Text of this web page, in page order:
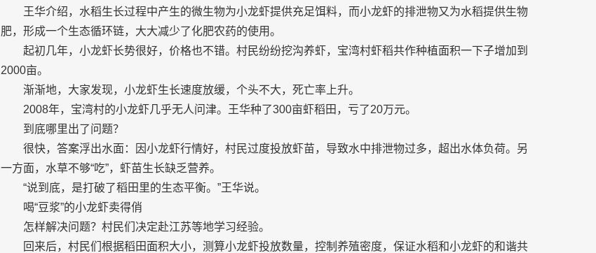
王华介绍，水稻生长过程中产生的微生物为小龙虾提供充足饵料，而小龙虾的排泄物又为水稻提供生物
肥，形成一个生态循环链，大大减少了化肥农药的使用。
起初几年，小龙虾长势很好，价格也不错。村民纷纷挖沟养虾，宝湾村虾稻共作种植面积一下子增加到
2000亩。
渐渐地，大家发现，小龙虾生长速度放缓，个头不大，死亡率上升。
2008年，宝湾村的小龙虾几乎无人问津。王华种了300亩虾稻田，亏了20万元。
到底哪里出了问题？
很快，答案浮出水面：因小龙虾行情好，村民过度投放虾苗，导致水中排泄物过多，超出水体负荷。另
一方面，水草不够“吃”，虾苗生长缺乏营养。
“说到底，是打破了稻田里的生态平衡。”王华说。
喝“豆浆”的小龙虾卖得俏
怎样解决问题？村民们决定赴江苏等地学习经验。
回来后，村民们根据稻田面积大小，测算小龙虾投放数量，控制养殖密度，保证水稻和小龙虾的和谐共